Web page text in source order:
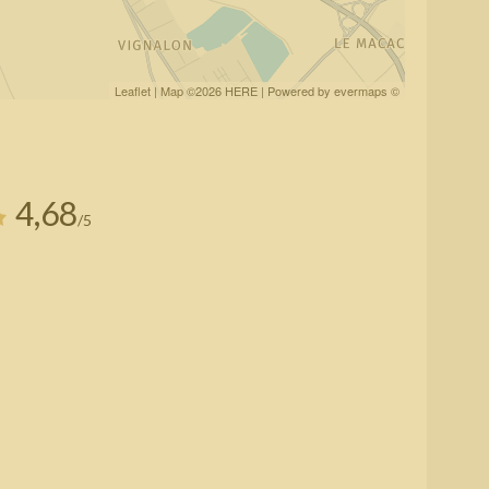
Leaflet | Map ©2026 HERE | Powered by evermaps ©
4,68/5